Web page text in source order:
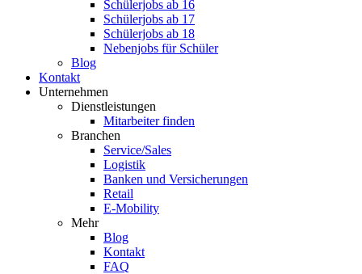
Schülerjobs ab 16
Schülerjobs ab 17
Schülerjobs ab 18
Nebenjobs für Schüler
Blog
Kontakt
Unternehmen
Dienstleistungen
Mitarbeiter finden
Branchen
Service/Sales
Logistik
Banken und Versicherungen
Retail
E-Mobility
Mehr
Blog
Kontakt
FAQ